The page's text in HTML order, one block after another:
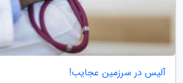
آلیس در سرزمین عجایب!